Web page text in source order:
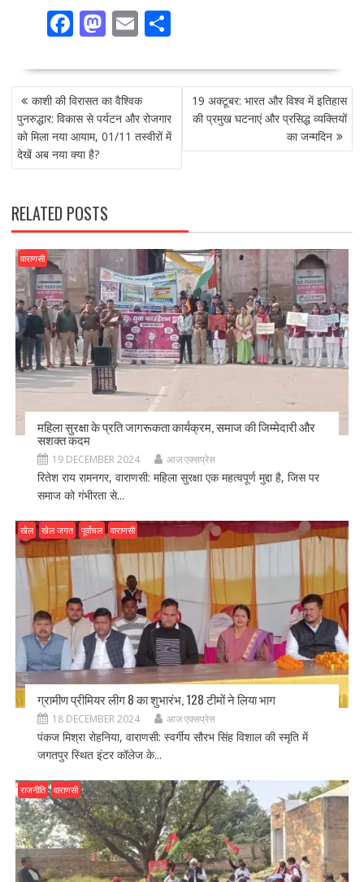
F
e
b
o
o
k
M
to
d
o
E
ai
l
S
ar
POST
NAVIGATION
काशी की विरासत का वैश्विक
पुनरुद्धार: विकास से पर्यटन और रोजगार
को मिला नया आयाम, 01/11 तस्वीरों में
देखें अब नया क्या है?
19 अक्टूबर: भारत और विश्व में इतिहास
की प्रमुख घटनाएं और प्रसिद्ध व्यक्तियों
का जन्मदिन
RELATED POSTS
वाराणसी
महिला सुरक्षा के प्रति जागरूकता कार्यक्रम, समाज की जिम्मेदारी और
सशक्त कदम
19 DECEMBER 2024 आज एक्सप्रेस
रितेश राय रामनगर, वाराणसी: महिला सुरक्षा एक महत्वपूर्ण मुद्दा है, जिस पर
समाज को गंभीरता से...
खेल खेल जगत पूर्वांचल वाराणसी
ग्रामीण प्रीमियर लीग 8 का शुभारंभ, 128 टीमों ने लिया भाग
18 DECEMBER 2024 आज एक्सप्रेस
पंकज मिश्रा रोहनिया, वाराणसी: स्वर्गीय सौरभ सिंह विशाल की स्मृति में
जगतपुर स्थित इंटर कॉलेज के...
राजनीति वाराणसी